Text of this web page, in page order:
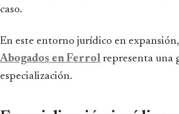
caso.
En este entorno jurídico en
Abogados en Ferrol representa una
especialización.